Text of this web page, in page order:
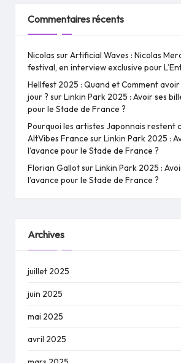
Commentaires récents
Nicolas surArtificial Waves : Nicolas
festival, en interview exclusive pour
Hellfest 2025 : Quand et Comment avoir
jour ? surLinkin Park 2025 : Avoir ses
pour le Stade de France ?
Pourquoi les artistes Japonnais restent
AltVibes France surLinkin Park 2025 :
l’avance pour le Stade de France ?
Florian GallotsurLinkin Park 2025 :
l’avance pour le Stade de France ?
Archives
juillet 2025
juin 2025
mai 2025
avril 2025